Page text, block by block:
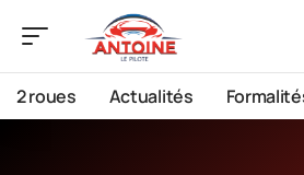
2 roues Actualités